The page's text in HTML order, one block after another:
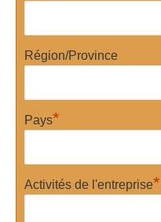
Région/Province
Pays*
Activités de l'entreprise*